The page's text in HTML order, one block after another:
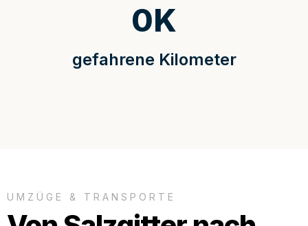
gefahrene Kilometer
0K
UMZÜGE & TRANSPORTE